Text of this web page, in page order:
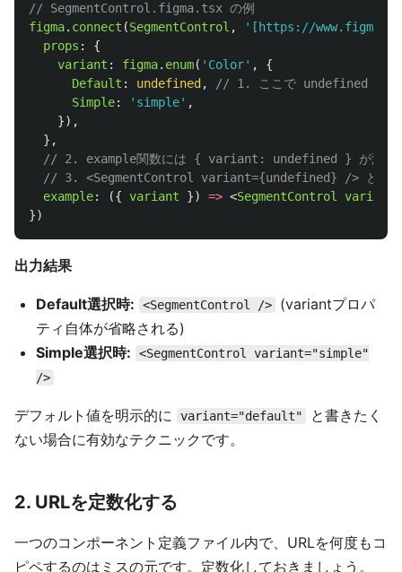
// SegmentControl.figma.tsx の例
figma. connect (SegmentControl , ' [https://
props :
{
variant : figma. enum( ' Color' ,
{
Default : undefined ,
// 1. ここで undefined を指
Simple: ' simple' ,
}),
},
// 2. example関数には { variant: undefined } が渡さ
// 3. <SegmentControl variant={undefined} /> と評価
example: ({ variant }) => <SegmentControl variant
})
出力結果
Default選択時: <SegmentControl />
(variantプロパ
ティ自体が省略される)
Simple選択時:
<SegmentControl variant="simple"
/>
デフォルト値を明示的に variant="default"
と書きたく
ない場合に有効なテクニックです。
2. URLを定数化する
一つのコンポーネント定義ファイル内で、URLを何度もコ
ピペするのはミスの元です。定数化しておきましょう。